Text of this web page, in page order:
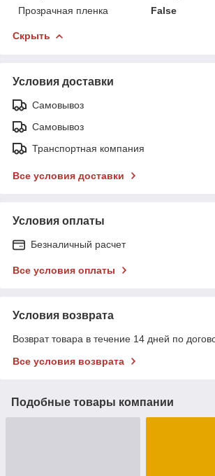
Прозрачная пленка
False
Скрыть
Условия доставки
Самовывоз
Самовывоз
Транспортная компания
Все условия доставки
Условия оплаты
Безналичный расчет
Все условия оплаты
Условия возврата
Возврат товара в течение 14 дней по
Все условия возврата
Подобные товары компании